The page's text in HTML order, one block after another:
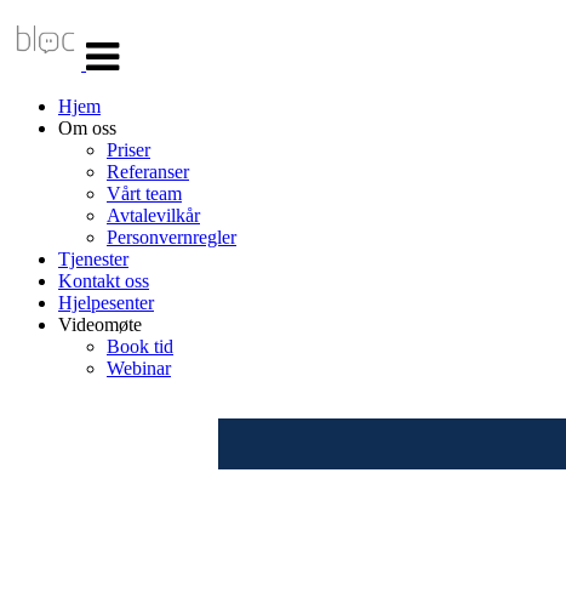
navigasjon
Hjem
Om oss
Priser
Referanser
Vårt team
Avtalevilkår
Personvernregler
Tjenester
Kontakt oss
Hjelpesenter
Videomøte
Book tid
Webinar